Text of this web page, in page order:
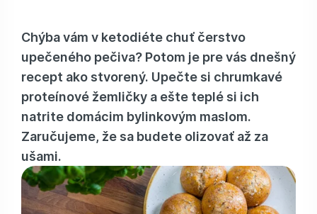
Chýba vám v ketodiéte chuť čerstvo
upečeného pečiva? Potom je pre vás dnešný
recept ako stvorený. Upečte si chrumkavé
proteínové žemličky a ešte teplé si ich
natrite domácim bylinkovým maslom.
Zaručujeme, že sa budete olizovať až za
ušami.